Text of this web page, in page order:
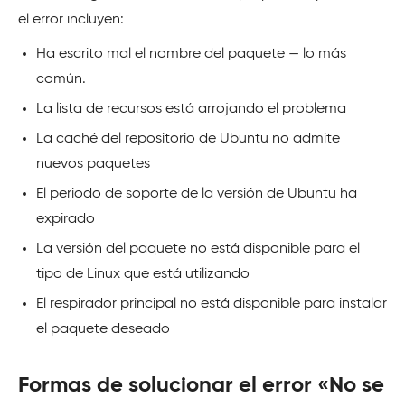
el error incluyen:
Ha escrito mal el nombre del paquete — lo más
común.
La lista de recursos está arrojando el problema
La caché del repositorio de Ubuntu no admite
nuevos paquetes
El periodo de soporte de la versión de Ubuntu ha
expirado
La versión del paquete no está disponible para el
tipo de Linux que está utilizando
El respirador principal no está disponible para instalar
el paquete deseado
Formas de solucionar el error «No se